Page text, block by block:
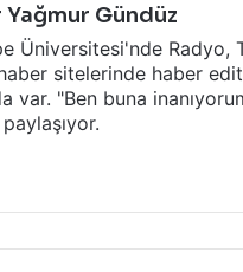
Gündüz
Üniversitesi'nde Radyo,
sitelerinde haber
var. "Ben buna